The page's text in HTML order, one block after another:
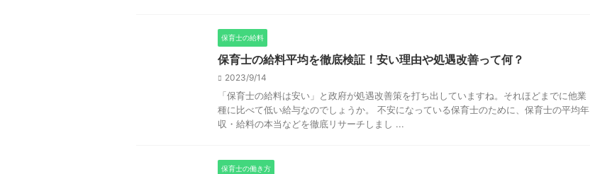
保育士の給料
保育士の給料平均を徹底検証！安い理由や処遇改善って何？
2023/9/14
「保育士の給料は安い」と政府が処遇改善策を打ち出していますね。それほどまでに他業
種に比べて低い給与なのでしょうか。 不安になっている保育士のために、保育士の平均年
収・給料の本当などを徹底リサーチしまし ...
保育士の働き方